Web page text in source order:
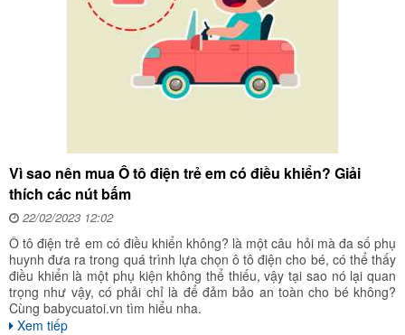
Vì sao nên mua Ô tô điện trẻ em có điều khiển? Giải
thích các nút bấm
22/02/2023 12:02
Ô tô điện trẻ em có điều khiển không? là một câu hỏi mà đa số phụ
huynh đưa ra trong quá trình lựa chọn ô tô điện cho bé, có thể thấy
điều khiển là một phụ kiện không thể thiếu, vậy tại sao nó lại quan
trọng như vậy, có phải chỉ là để đảm bảo an toàn cho bé không?
Cùng babycuatoi.vn tìm hiểu nha.
Xem tiếp